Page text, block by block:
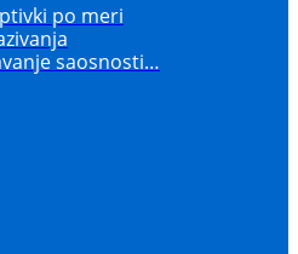
po meri
saosnosti…